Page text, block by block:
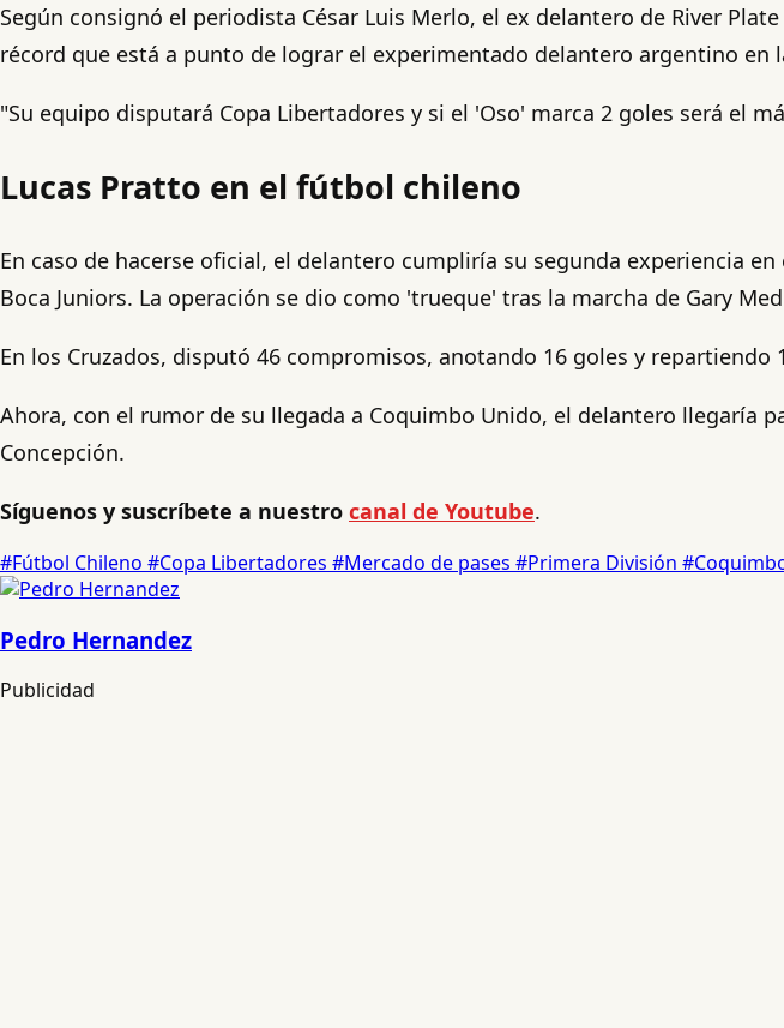
Según consignó el periodista César Luis Merlo, el ex delantero de River
récord que está a punto de lograr el experimentado delantero argentino en
"Su equipo disputará Copa Libertadores y si el 'Oso' marca 2 goles será el
Lucas Pratto en el fútbol chileno
En caso de hacerse oficial, el delantero cumpliría su segunda experiencia
Boca Juniors. La operación se dio como 'trueque' tras la marcha de Gary
En los Cruzados, disputó 46 compromisos, anotando 16 goles y repartiendo
Ahora, con el rumor de su llegada a Coquimbo Unido, el delantero llegaría
Concepción.
Síguenos y suscríbete a nuestro canal de Youtube.
#Fútbol Chileno #Copa Libertadores #Mercado de pases #Primera División
Pedro Hernandez
Publicidad